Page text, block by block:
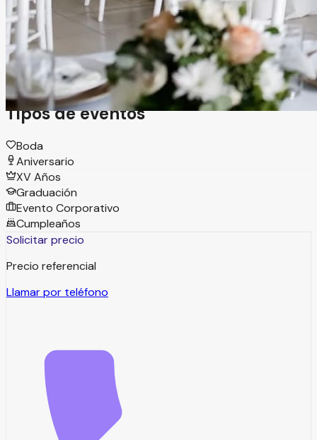
Magno Eventos es el espacio ideal para celebrar con
comodidad y elegancia. Cuenta con servicios integrales
diseñados para que disfrutes cada momento sin
preocupaciones, creando experiencias memorables para
todo tipo de eventos.
Tipos de eventos
Boda
Aniversario
XV Años
Graduación
Evento Corporativo
Cumpleaños
Solicitar precio
Precio referencial
Llamar por teléfono